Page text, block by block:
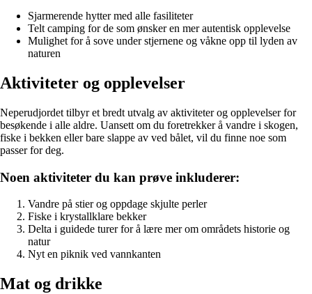
Sjarmerende hytter med alle fasiliteter
Telt camping for de som ønsker en mer autentisk opplevelse
Mulighet for å sove under stjernene og våkne opp til lyden av
naturen
Aktiviteter og opplevelser
Neperudjordet tilbyr et bredt utvalg av aktiviteter og opplevelser for
besøkende i alle aldre. Uansett om du foretrekker å vandre i skogen,
fiske i bekken eller bare slappe av ved bålet, vil du finne noe som
passer for deg.
Noen aktiviteter du kan prøve inkluderer:
Vandre på stier og oppdage skjulte perler
Fiske i krystallklare bekker
Delta i guidede turer for å lære mer om områdets historie og
natur
Nyt en piknik ved vannkanten
Mat og drikke